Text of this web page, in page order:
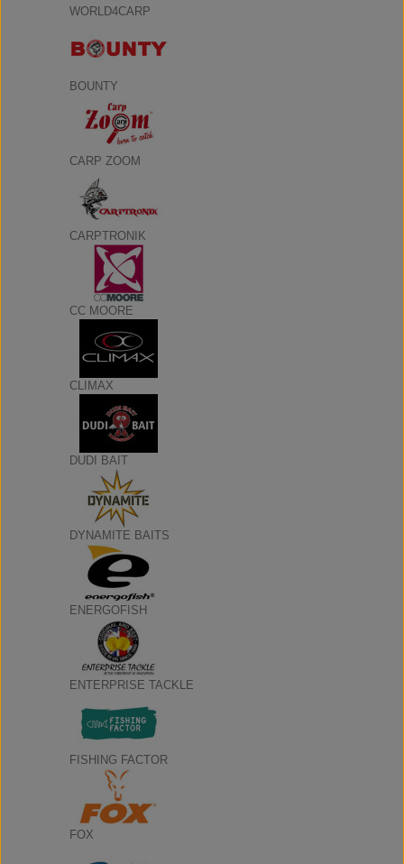
WORLD4CARP
BOUNTY
CARP ZOOM
CARPTRONIK
CC MOORE
CLIMAX
DUDI BAIT
DYNAMITE BAITS
ENERGOFISH
ENTERPRISE TACKLE
FISHING FACTOR
FOX